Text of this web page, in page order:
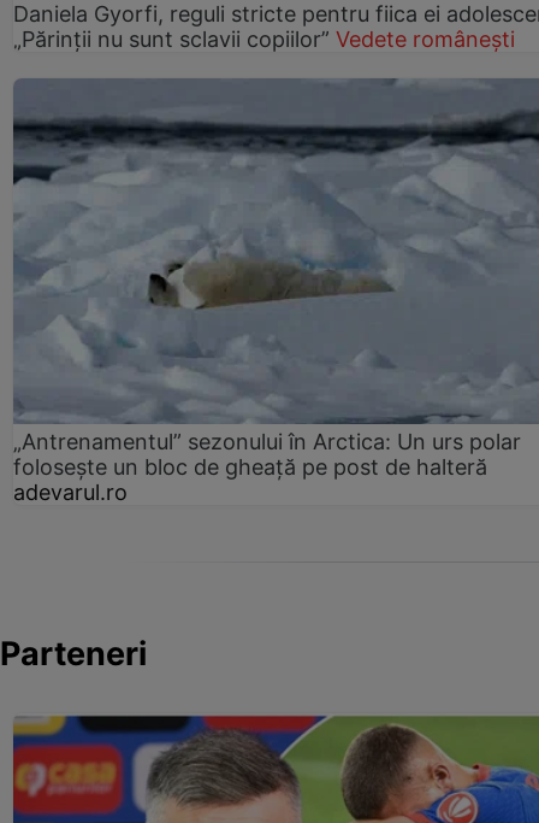
Daniela Gyorfi, reguli stricte pentru fiica ei
„Părinții nu sunt sclavii copiilor” Vedete românești
„Antrenamentul” sezonului în Arctica: Un urs polar
folosește un bloc de gheață pe post de halteră
adevarul.ro
Parteneri